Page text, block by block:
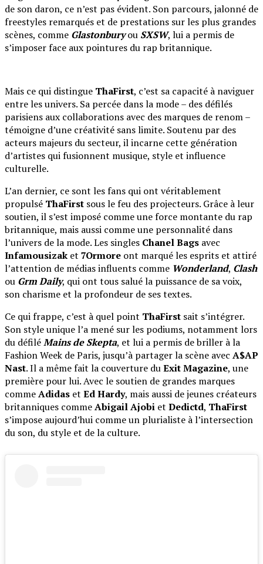
de son daron, ce n’est pas évident. Son parcours, jalonné de
freestyles remarqués et de prestations sur les plus grandes
scènes, comme Glastonburyou SXSW, lui a permis de
s’imposer face aux pointures du rap britannique.
Mais ce qui distingue ThaFirst, c’est sa capacité à naviguer
entre les univers. Sa percée dans la mode – des défilés
parisiens aux collaborations avec des marques de renom –
témoigne d’une créativité sans limite. Soutenu par des
acteurs majeurs du secteur, il incarne cette génération
d’artistes qui fusionnent musique, style et influence
culturelle.
L’an dernier, ce sont les fans qui ont véritablement
propulsé ThaFirst sous le feu des projecteurs. Grâce à leur
soutien, il s’est imposé comme une force montante du rap
britannique, mais aussi comme une personnalité dans
l’univers de la mode. Les singles Chanel Bags avec
Infamousizak et 7Ormore ont marqué les esprits et attiré
l’attention de médias influents comme Wonderland, Clash
ou Grm Daily, qui ont tous salué la puissance de sa voix,
son charisme et la profondeur de ses textes.
Ce qui frappe, c’est à quel point ThaFirst sait s’intégrer.
Son style unique l’a mené sur les podiums, notamment lors
du défiléMains de Skepta, et lui a permis de briller à la
Fashion Week de Paris, jusqu’à partager la scène avec A$AP
Nast. Il a même fait la couverture duExit Magazine, une
première pour lui. Avec le soutien de grandes marques
commeAdidas et Ed Hardy, mais aussi de jeunes créateurs
britanniques commeAbigail Ajobi et Dedictd, ThaFirst
s’impose aujourd’hui comme un plurialiste à l’intersection
du son, du style et de la culture.